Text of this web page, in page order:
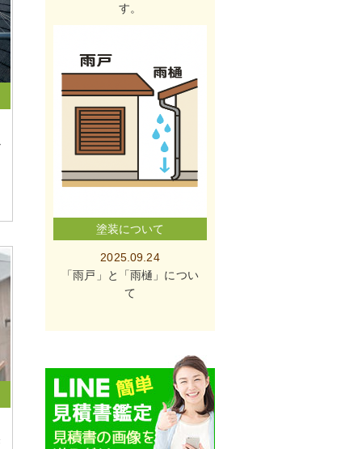
す。
塗装について
2025.09.24
「雨戸」と「雨樋」につい
て